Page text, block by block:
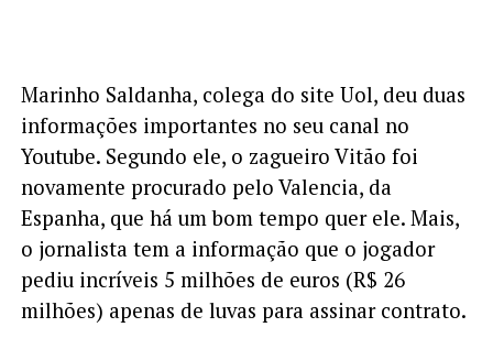
Marinho Saldanha, colega do site Uol, deu duas
informações importantes no seu canal no
Youtube. Segundo ele, o zagueiro Vitão foi
novamente procurado pelo Valencia, da
Espanha, que há um bom tempo quer ele. Mais,
o jornalista tem a informação que o jogador
pediu incríveis 5 milhões de euros (R$ 26
milhões) apenas de luvas para assinar contrato.